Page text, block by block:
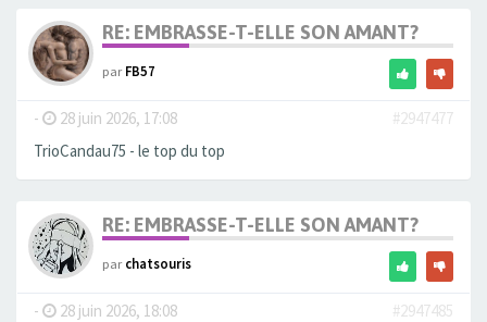
RE: EMBRASSE-T-ELLE SON AMANT?
parFB57
- 28 juin 2026, 17:08
#2947477
TrioCandau75 - le top du top
RE: EMBRASSE-T-ELLE SON AMANT?
parchatsouris
- 28 juin 2026, 18:08
#2947485